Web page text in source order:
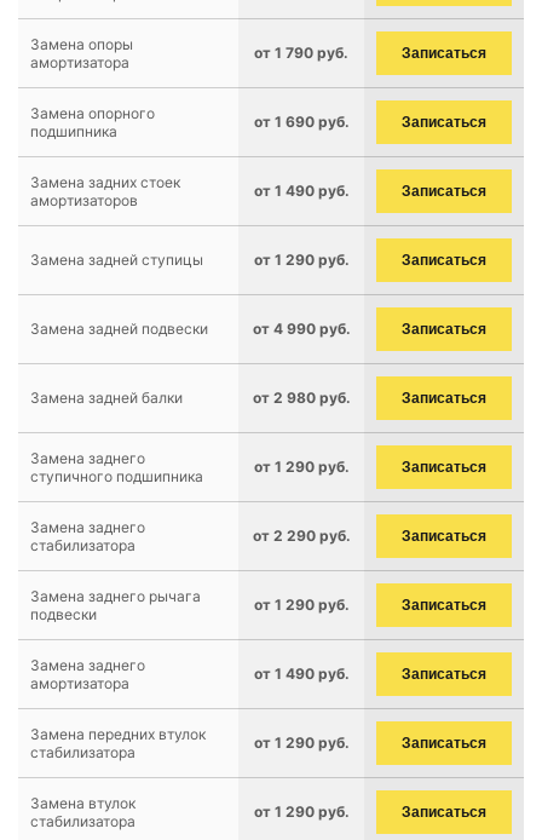
Замена опоры
амортизатора
от 1 790 руб. Записаться
Замена опорного
подшипника
от 1 690 руб. Записаться
Замена задних стоек
амортизаторов
от 1 490 руб. Записаться
Замена задней ступицы от 1 290 руб. Записаться
Замена задней подвески от 4 990 руб. Записаться
Замена задней балки от 2 980 руб. Записаться
Замена заднего
ступичного подшипника
от 1 290 руб. Записаться
Замена заднего
стабилизатора
от 2 290 руб. Записаться
Замена заднего рычага
подвески
от 1 290 руб. Записаться
Замена заднего
амортизатора
от 1 490 руб. Записаться
Замена передних втулок
стабилизатора
от 1 290 руб. Записаться
Замена втулок
стабилизатора
от 1 290 руб. Записаться